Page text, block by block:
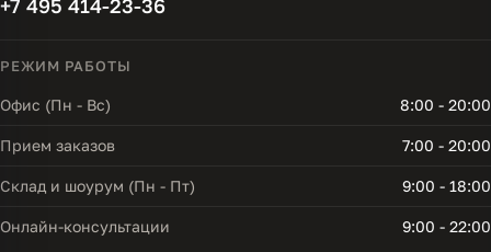
+7 495 414-23-36
РЕЖИМ РАБОТЫ
Офис (Пн - Вс) 8:00 - 20:00
Прием заказов 7:00 - 20:00
Склад и шоурум (Пн - Пт) 9:00 - 18:00
Онлайн-консультации 9:00 - 22:00